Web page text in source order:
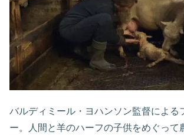
バルディミール・ヨハンソン監督による
ー。人間と羊のハーフの子供をめぐって